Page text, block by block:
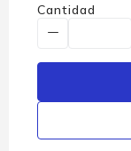
Cantidad